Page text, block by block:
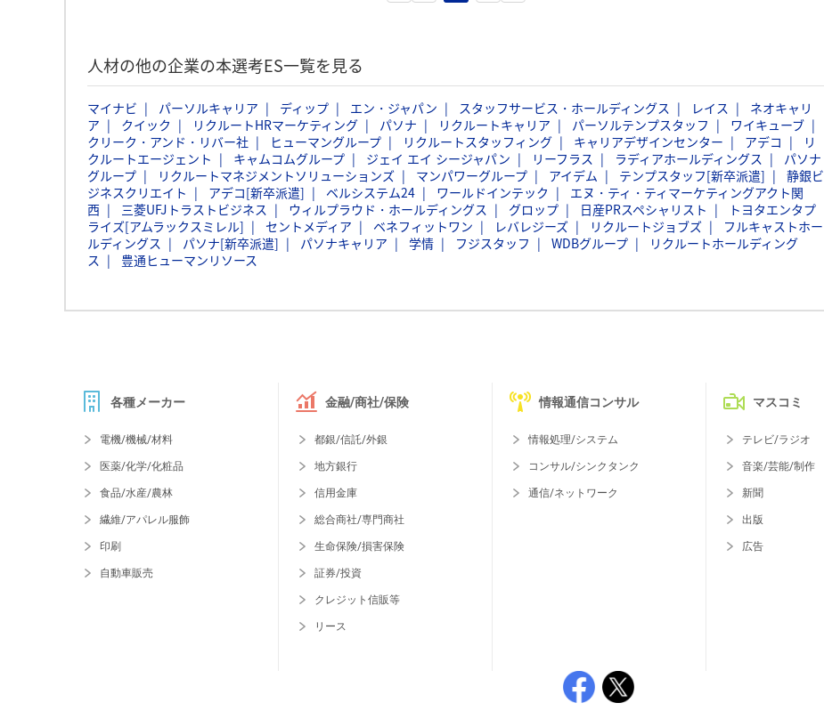
人材の他の企業の本選考ES一覧を見る
マイナビ パーソルキャリア ディップ エン・ジャパン スタッフサービス・ホールディングス レイス
ネオキャリ
ア
クイック リクルートHRマーケティング パソナ リクルートキャリア パーソルテンプスタッフ
ワイキューブ
クリーク・アンド・リバー社
ヒューマングループ リクルートスタッフィング キャリアデザインセンター アデコ
リ
クルートエージェント
キャムコムグループ ジェイ エイ シージャパン リーフラス ラディアホールディングス
パソナ
グループ
リクルートマネジメントソリューションズ マンパワーグループ アイデム テンプスタッフ[新卒派遣]
静銀ビ
ジネスクリエイト
アデコ[新卒派遣] ベルシステム24 ワールドインテック
エヌ・ティ・ティマーケティングアクト関
西
三菱UFJトラストビジネス ウィルプラウド・ホールディングス グロップ 日産PRスペシャリスト
トヨタエンタプ
ライズ[アムラックスミレル]
セントメディア ベネフィットワン レバレジーズ リクルートジョブズ
フルキャストホー
ルディングス
パソナ[新卒派遣] パソナキャリア 学情 フジスタッフ WDBグループ
リクルートホールディング
ス
豊通ヒューマンリソース
各種メーカー
電機/機械/材料
医薬/化学/化粧品
食品/水産/農林
繊維/アパレル服飾
印刷
自動車販売
金融/商社/保険
都銀/信託/外銀
地方銀行
信用金庫
総合商社/専門商社
生命保険/損害保険
証券/投資
クレジット信販等
リース
情報通信コンサル
情報処理/システム
コンサル/シンクタンク
通信/ネットワーク
マスコミ
テレビ/ラジオ
音楽/芸能/制作
新聞
出版
広告